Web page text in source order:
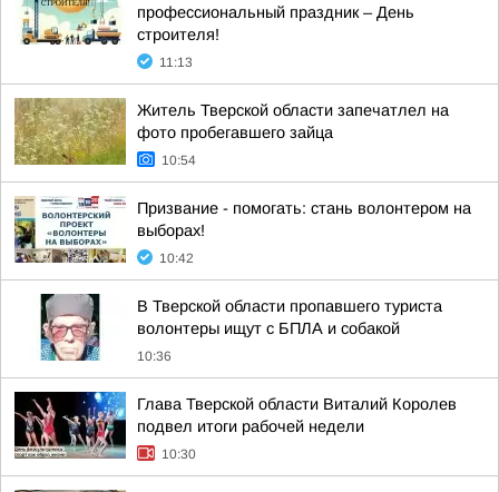
профессиональный праздник – День
строителя!
11:13
Житель Тверской области запечатлел на
фото пробегавшего зайца
10:54
Призвание - помогать: стань волонтером на
выборах!
10:42
В Тверской области пропавшего туриста
волонтеры ищут с БПЛА и собакой
10:36
Глава Тверской области Виталий Королев
подвел итоги рабочей недели
10:30